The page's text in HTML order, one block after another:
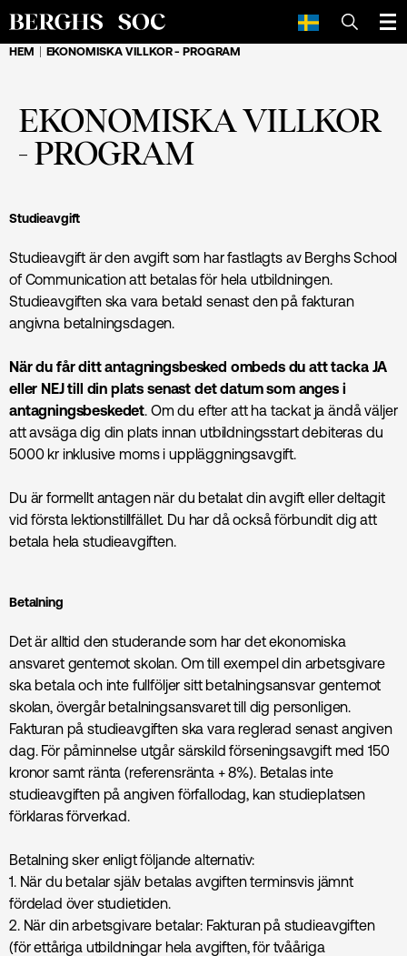
SÖK
HEM EKONOMISKA VILLKOR - PROGRAM
EKONOMISKA VILLKOR
- PROGRAM
Studieavgift
Studieavgift är den avgift som har fastlagts av Berghs School
of Communication att betalas för hela utbildningen.
Studieavgiften ska vara betald senast den på fakturan
angivna betalningsdagen.
När du får ditt antagningsbesked ombeds du att tacka JA
eller NEJ till din plats senast det datum som anges i
antagningsbeskedet. Om du efter att ha tackat ja ändå väljer
att avsäga dig din plats innan utbildningsstart debiteras du
5000 kr inklusive moms i uppläggningsavgift.
Du är formellt antagen när du betalat din avgift eller deltagit
vid första lektionstillfället. Du har då också förbundit dig att
betala hela studieavgiften.
Betalning
Det är alltid den studerande som har det ekonomiska
ansvaret gentemot skolan. Om till exempel din arbetsgivare
ska betala och inte fullföljer sitt betalningsansvar gentemot
skolan, övergår betalningsansvaret till dig personligen.
Fakturan på studieavgiften ska vara reglerad senast angiven
dag. För påminnelse utgår särskild förseningsavgift med 150
kronor samt ränta (referensränta + 8%). Betalas inte
studieavgiften på angiven förfallodag, kan studieplatsen
förklaras förverkad.
Betalning sker enligt följande alternativ:
1. När du betalar själv betalas avgiften terminsvis jämnt
fördelad över studietiden.
2. När din arbetsgivare betalar: Fakturan på studieavgiften
(för ettåriga utbildningar hela avgiften, för tvååriga